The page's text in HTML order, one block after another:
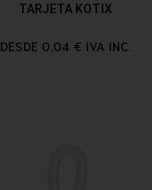
TARJETA KOTIX
DESDE 0,04 € IVA INC.